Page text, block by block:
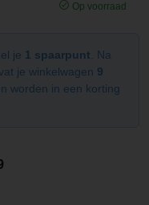
Op voorraad
je 1 spaarpunt . Na
je winkelwagen 9
worden in een korting